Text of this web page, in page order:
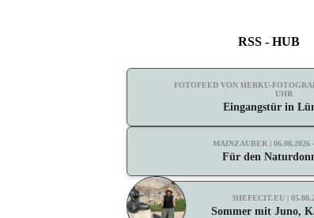
RSS - HUB
FOTOFEED VON HERKU-
UHR
Eingangstür in
MAINZAUBER | 06.08.2026
Für den
3HEFECIT.EU |
Sommer mit Juno,